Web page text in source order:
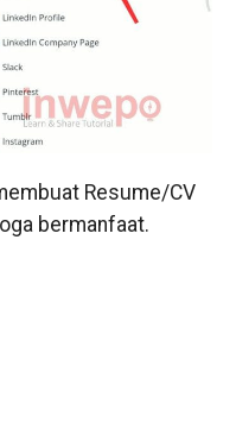
Resume/CV
bermanfaat.